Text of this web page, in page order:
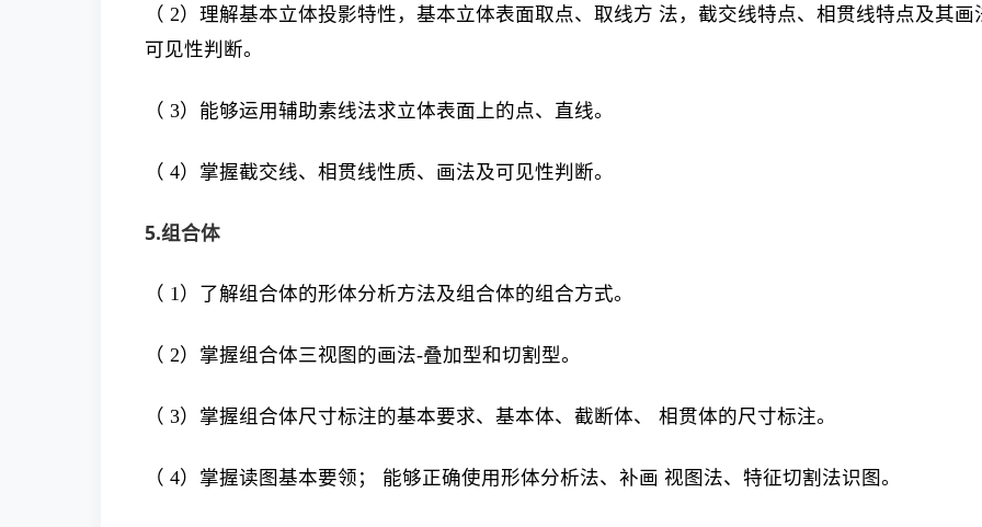
（ 2）理解基本立体投影特性，基本立体表面取点、取线方 法，截交线特点、相贯线特点及其画
可见性判断。
（ 3）能够运用辅助素线法求立体表面上的点、直线。
（ 4）掌握截交线、相贯线性质、画法及可见性判断。
5.组合体
（ 1）了解组合体的形体分析方法及组合体的组合方式。
（ 2）掌握组合体三视图的画法-叠加型和切割型。
（ 3）掌握组合体尺寸标注的基本要求、基本体、截断体、 相贯体的尺寸标注。
（ 4）掌握读图基本要领； 能够正确使用形体分析法、补画 视图法、特征切割法识图。